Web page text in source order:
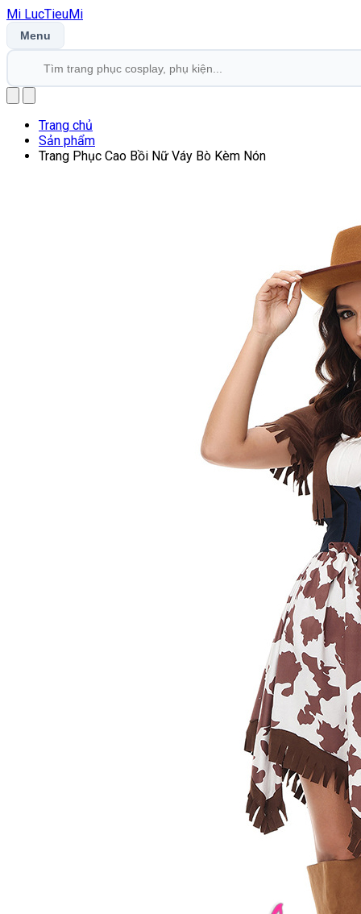
Mi LucTieuMi
Menu
Trang chủ
Sản phẩm
Trang Phục Cao Bồi Nữ Váy Bò Kèm Nón